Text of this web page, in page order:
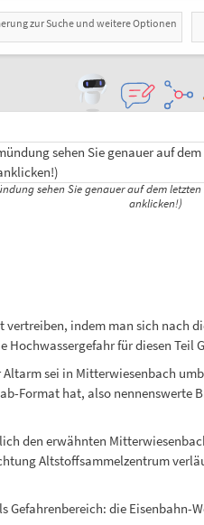
zur Suche und weitere Optionen
sehen Sie genauer auf dem
anklicken!)
indem man sich nach
für diesen Teil
sei in Mitterwiesenbach
Format hat, also nennenswerte
den erwähnten
Altstoffsammelzentrum
die Eisenbahn-